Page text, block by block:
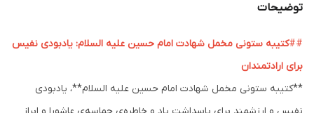
کشور
توضیحات
##کتیبه ستونی مخمل شهادت امام حسین علیه السلام: یادبودی نفیس
برای ارادتمندان
**کتیبه ستونی مخمل شهادت امام حسین علیه السلام**، یادبودی